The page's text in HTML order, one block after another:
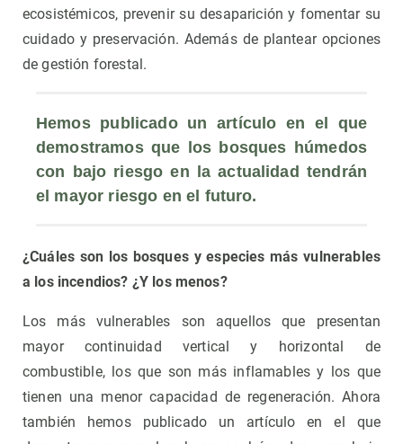
ecosistémicos, prevenir su desaparición y fomentar su
cuidado y preservación. Además de plantear opciones
de gestión forestal.
Hemos publicado un artículo en el que
demostramos que los bosques húmedos
con bajo riesgo en la actualidad tendrán
el mayor riesgo en el futuro.
¿Cuáles son los bosques y especies más vulnerables
a los incendios? ¿Y los menos?
Los más vulnerables son aquellos que presentan
mayor continuidad vertical y horizontal de
combustible, los que son más inflamables y los que
tienen una menor capacidad de regeneración. Ahora
también hemos publicado un artículo en el que